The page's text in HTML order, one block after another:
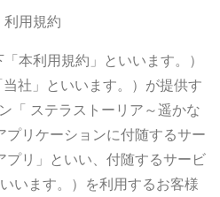
利用規約
本利用規約」といいます。）
社」といいます。）が提供す
「 ステラストーリア～遥かな
プリケーションに付随するサー
プリ」といい、付随するサービ
います。）を利用するお客様